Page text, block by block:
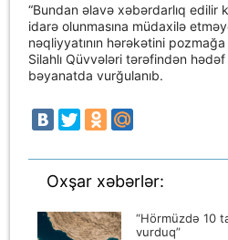
“Bundan əlavə xəbərdarlıq edilir
idarə olunmasına müdaxilə
nəqliyyatının hərəkətini
Silahlı Qüvvələri tərəfindən hədəf
bəyanatda vurğulanıb.
Oxşar xəbərlər:
“Hörmüzdə 10
vurduq”